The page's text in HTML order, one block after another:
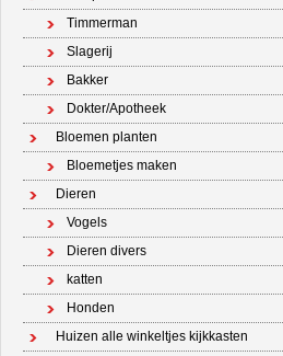
Timmerman
Slagerij
Bakker
Dokter/Apotheek
Bloemen planten
Bloemetjes maken
Dieren
Vogels
Dieren divers
katten
Honden
Huizen alle winkeltjes kijkkasten